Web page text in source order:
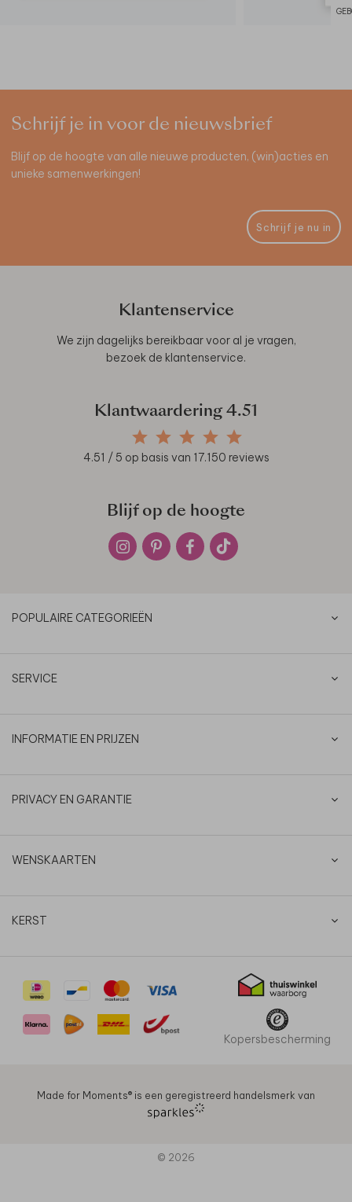
Schrijf je in voor de nieuwsbrief
Blijf op de hoogte van alle nieuwe producten, (win)acties en
unieke samenwerkingen!
Schrijf je nu in
Klantenservice
We zijn dagelijks bereikbaar voor al je vragen,
bezoek de klantenservice.
Klantwaardering 4.51
4.51 / 5 op basis van 17.150 reviews
Blijf op de hoogte
POPULAIRE CATEGORIEËN
SERVICE
INFORMATIE EN PRIJZEN
PRIVACY EN GARANTIE
WENSKAARTEN
KERST
Kopersbescherming
Made for Moments®️ is een geregistreerd handelsmerk van
© 2026